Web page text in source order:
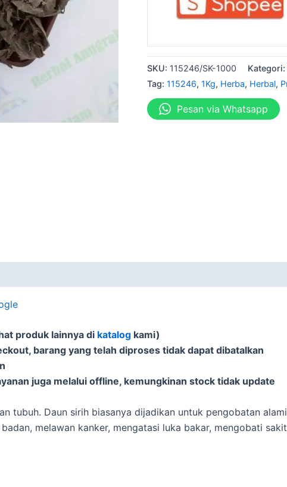
SKU: 115246/SK-1000 Kategori:
Tag: 115246, 1Kg, Herba, Herbal,
Pesan via Whatsapp
produk lainnya di katalog kami)
barang yang telah diproses tidak dapat dibatalkan
juga melalui offline, kemungkinan stock tidak update
tubuh. Daun sirih biasanya dijadikan untuk pengobatan
melawan kanker, mengatasi luka bakar, mengobati